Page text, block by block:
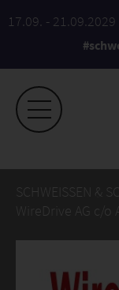
17.09. - 21.09.2029
SCHWEISSEN &
WireDrive AG c/o